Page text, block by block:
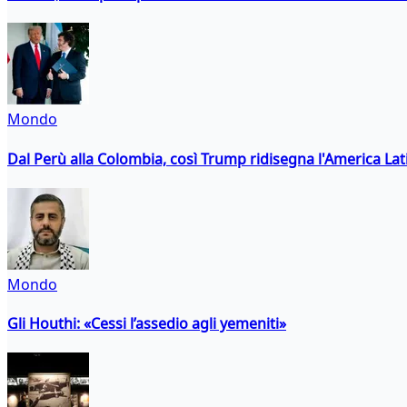
Mondo
Dal Perù alla Colombia, così Trump ridisegna l'America
Mondo
Gli Houthi: «Cessi l’assedio agli yemeniti»